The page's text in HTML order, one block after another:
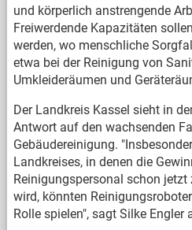
und körperlich anstrengende
Freiwerdende Kapazitäten
werden, wo menschliche
etwa bei der Reinigung von
Umkleideräumen und
Der Landkreis Kassel sieht in
Antwort auf den wachsenden
Gebäudereinigung.
Landkreises, in denen die
Reinigungspersonal schon
wird, könnten
Rolle spielen", sagt Silke Engler